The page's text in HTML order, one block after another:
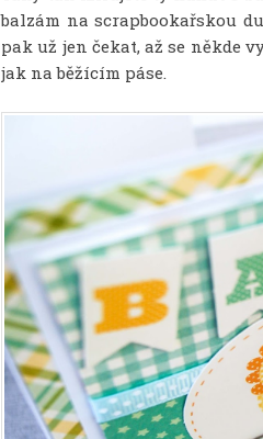
balzám na scrapbookařskou
pak už jen čekat, až se někde
jak na běžícím páse.